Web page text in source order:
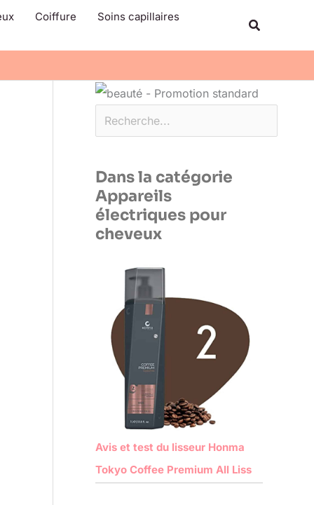
Coiffure Soins capillaires
Rechercher
Dans la catégorie
Appareils
électriques pour
cheveux
Avis et test du lisseur Honma
Tokyo Coffee Premium All Liss